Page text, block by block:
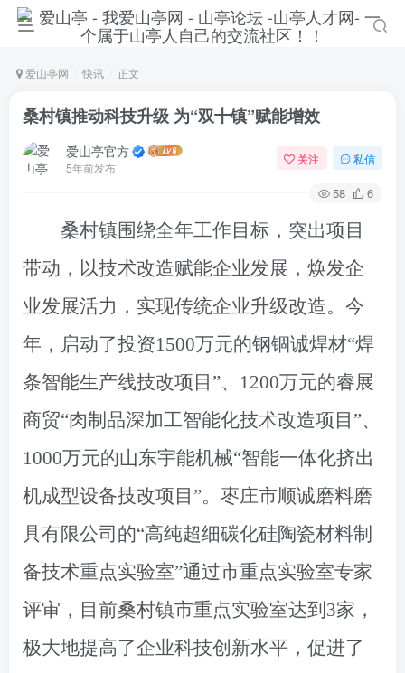
爱山亭网 快讯 正文
桑村镇推动科技升级 为“双十镇”赋能增效
爱山亭官方
5年前发布
关注 私信
58 6
桑村镇围绕全年工作目标，突出项目
带动，以技术改造赋能企业发展，焕发企
业发展活力，实现传统企业升级改造。今
年，启动了投资1500万元的钢锢诚焊材“焊
条智能生产线技改项目”、1200万元的睿展
商贸“肉制品深加工智能化技术改造项目”、
1000万元的山东宇能机械“智能一体化挤出
机成型设备技改项目”。枣庄市顺诚磨料磨
具有限公司的“高纯超细碳化硅陶瓷材料制
备技术重点实验室”通过市重点实验室专家
评审，目前桑村镇市重点实验室达到3家，
极大地提高了企业科技创新水平，促进了